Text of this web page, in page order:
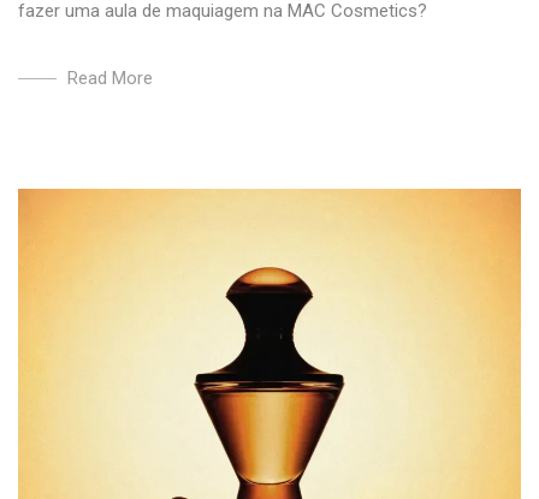
fazer uma aula de maquiagem na MAC Cosmetics?
Read More